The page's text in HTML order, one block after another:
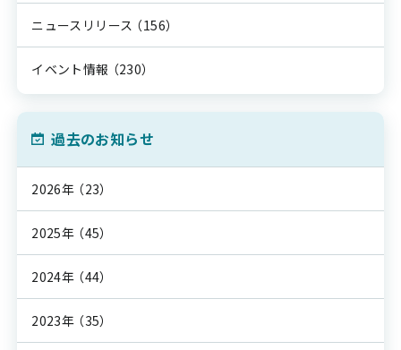
ニュースリリース （156）
イベント情報 （230）
過去のお知らせ
2026年 （23）
2025年 （45）
2024年 （44）
2023年 （35）